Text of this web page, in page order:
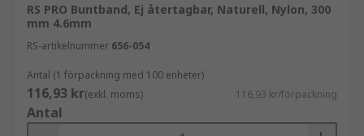
RS PRO Buntband, Ej återtagbar, Naturell, Nylon, 300
mm 4.6mm
RS-artikelnummer 656-054
Antal (1 förpackning med 100 enheter)
116,93 kr(exkl. moms) 116,93 kr/förpackning
Antal